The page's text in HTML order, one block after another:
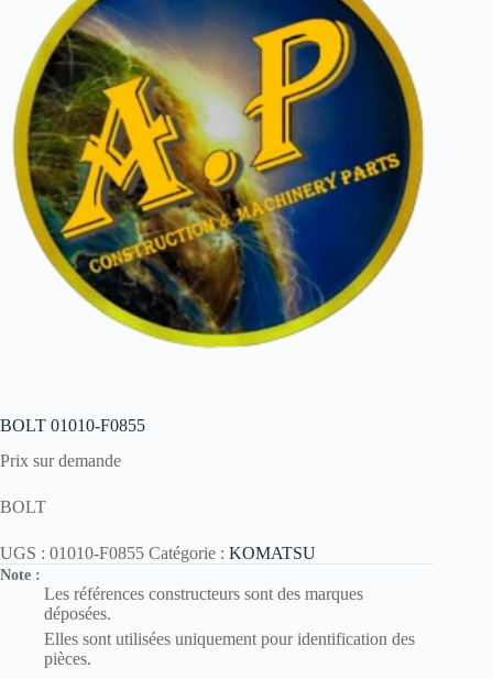
BOLT 01010-F0855
Prix sur demande
BOLT
UGS : 01010-F0855 Catégorie : KOMATSU
Note :
Les références constructeurs sont des marques
déposées.
Elles sont utilisées uniquement pour identification des
pièces.